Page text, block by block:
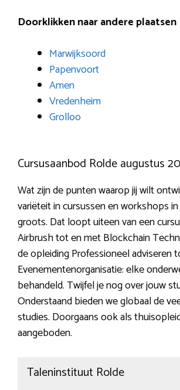
Doorklikken naar andere plaatsen
Marwijksoord
Papenvoort
Amen
Vredenheim
Grolloo
Cursusaanbod Rolde augustus
Wat zijn de punten waarop jij wilt
variëteit in cursussen en workshops
groots. Dat loopt uiteen van een
Airbrush tot en met Blockchain
de opleiding Professioneel adviseren
Evenementenorganisatie: elke
behandeld. Twijfel je nog over jouw
Onderstaand bieden we globaal de
studies. Doorgaans ook als
aangeboden.
Taleninstituut Rolde